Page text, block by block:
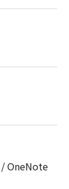
/ OneNote